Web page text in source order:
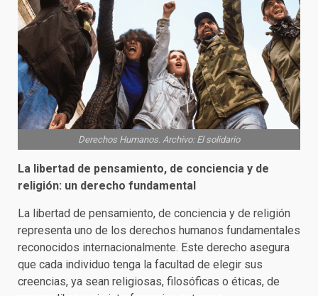
Derechos Humanos. Archivo: El solidario
La libertad de pensamiento, de conciencia y de
religión: un derecho fundamental
La libertad de pensamiento, de conciencia y de religión
representa uno de los derechos humanos fundamentales
reconocidos internacionalmente. Este derecho asegura
que cada individuo tenga la facultad de elegir sus
creencias, ya sean religiosas, filosóficas o éticas, de